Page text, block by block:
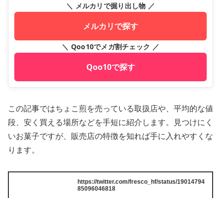
＼ メルカリで掘り出し物 ／
メルカリで探す
＼ Qoo10でメガ割チェック ／
Qoo10で探す
この記事ではちょこ煎を売っている取扱店や、平均的な値
段、安く買える場所などを手短に紹介します。見つけにく
いお菓子ですが、販売店の特徴を知れば手に入れやすくな
ります。
https://twitter.com/fresco_hf/status/19014794
85096046818